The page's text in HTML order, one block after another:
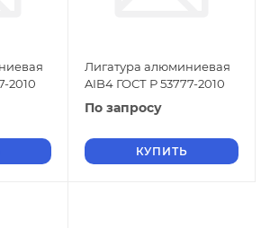
2010
Лигатура алюминиевая
AIB4 ГОСТ Р 53777-2010
По запросу
КУПИТЬ